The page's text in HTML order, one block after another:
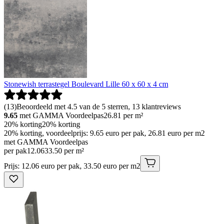
Stonewish terrastegel Boulevard Lille 60 x 60 x 4 cm
(13)Beoordeeld met 4.5 van de 5 sterren, 13 klantreviews
9.65 met GAMMA Voordeelpas26.81 per m²
20% korting20% korting
20% korting, voordeelprijs: 9.65 euro per pak, 26.81 euro per m2
met GAMMA Voordeelpas
per pak12.0633.50 per m²
Prijs: 12.06 euro per pak, 33.50 euro per m2